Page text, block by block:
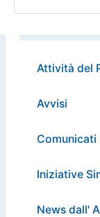
Attività del
Avvisi
Comunicati
Iniziative
News dall'